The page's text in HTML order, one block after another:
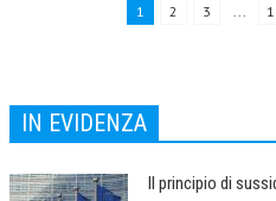
TESI DI LAUREA
MATERIALE DIDATTICO
1 2 3 ...
IN EVIDENZA
Il principio di